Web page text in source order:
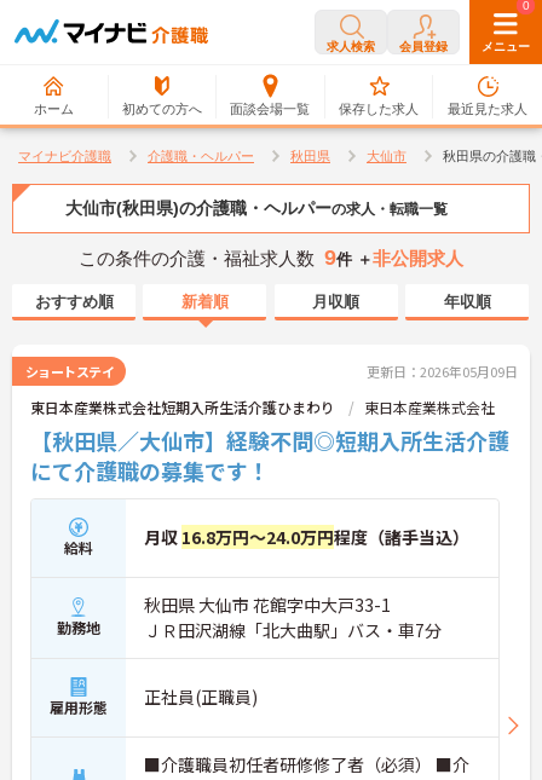
求人検索 会員登録 メニュー
ホーム 初めての方へ 面談会場一覧
0
保存した求人
0
最近見た求人
マイナビ介護職 介護職・ヘルパー 秋田県 大仙市 秋田県の介護職
大仙市(秋田県)の介護職・ヘルパーの求人・転職一覧
この条件の介護・福祉求人数 9件 ＋非公開求人
おすすめ順 新着順 月収順 年収順
ショートステイ 更新日：2026年05月09日
東日本産業株式会社短期入所生活介護ひまわり 東日本産業株式会社
【秋田県／大仙市】経験不問◎短期入所生活介護
にて介護職の募集です！
給料 月収 16.8万円～24.0万円程度（諸手当込）
勤務地
秋田県 大仙市 花館字中大戸33-1
ＪＲ田沢湖線「北大曲駅」バス・車7分
雇用形態 正社員(正職員)
■介護職員初任者研修修了者（必須） ■介